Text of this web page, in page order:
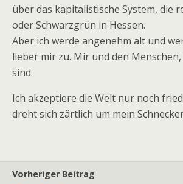
über das kapitalistische System, die
oder Schwarzgrün in Hessen.
Aber ich werde angenehm alt und
lieber mir zu. Mir und den
sind.
Ich akzeptiere die Welt nur noch
dreht sich zärtlich um mein
Vorheriger Beitrag